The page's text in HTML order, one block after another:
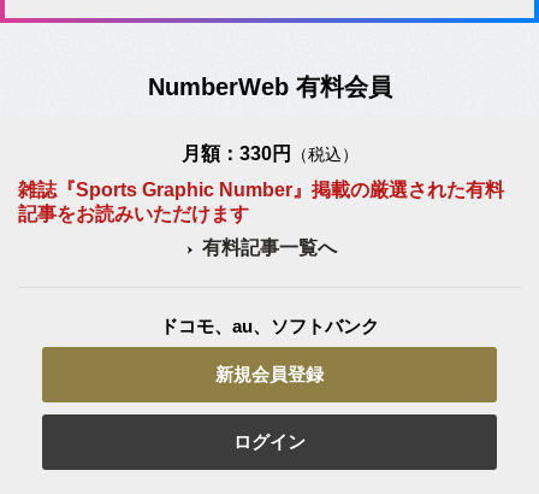
NumberWeb 有料会員
月額：330円 （税込）
雑誌『Sports Graphic Number』掲載の厳選された有料
記事をお読みいただけます
有料記事一覧へ
ドコモ、au、ソフトバンク
新規会員登録
ログイン